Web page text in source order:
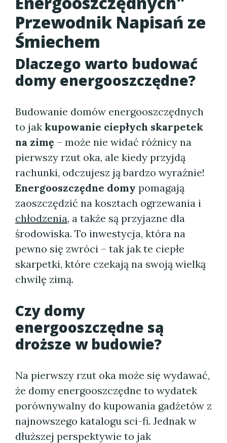
Przewodnik Napisań ze
Śmiechem
Dlaczego warto budować
domy energooszczędne?
Budowanie domów energooszczędnych
to jak kupowanie ciepłych skarpetek
na zimę – może nie widać różnicy na
pierwszy rzut oka, ale kiedy przyjdą
rachunki, odczujesz ją bardzo wyraźnie!
Energooszczędne domy pomagają
zaoszczędzić na kosztach ogrzewania i
chłodzenia, a także są przyjazne dla
środowiska. To inwestycja, która na
pewno się zwróci – tak jak te ciepłe
skarpetki, które czekają na swoją wielką
chwilę zimą.
Czy domy
energooszczędne są
droższe w budowie?
Na pierwszy rzut oka może się wydawać,
że domy energooszczędne to wydatek
porównywalny do kupowania gadżetów z
najnowszego katalogu sci-fi. Jednak w
dłuższej perspektywie to jak